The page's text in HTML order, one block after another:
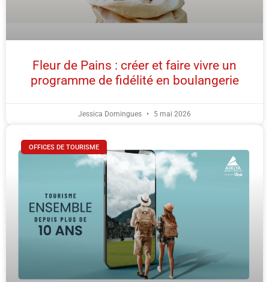
Fleur de Pains : créer et faire vivre un
programme de fidélité en boulangerie
Jessica Domingues 5 mai 2026
OFFICES DE TOURISME